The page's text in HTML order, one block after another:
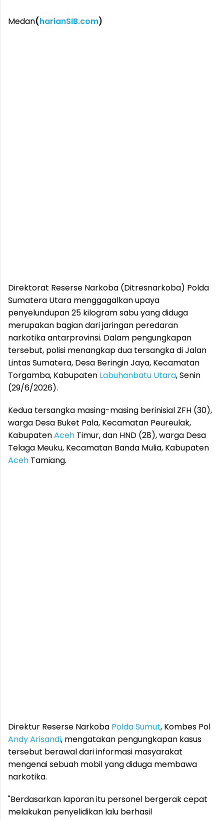
Medan(harianSIB.com)
Direktorat Reserse Narkoba (Ditresnarkoba) Polda
Sumatera Utara menggagalkan upaya
penyelundupan 25 kilogram sabu yang diduga
merupakan bagian dari jaringan peredaran
narkotika antarprovinsi. Dalam pengungkapan
tersebut, polisi menangkap dua tersangka di Jalan
Lintas Sumatera, Desa Beringin Jaya, Kecamatan
Torgamba, Kabupaten Labuhanbatu Utara, Senin
(29/6/2026).
Kedua tersangka masing-masing berinisial ZFH (30),
warga Desa Buket Pala, Kecamatan Peureulak,
KabupatenAceh Timur, dan HND (28), warga Desa
Telaga Meuku, Kecamatan Banda Mulia, Kabupaten
Aceh Tamiang.
Direktur Reserse Narkoba Polda Sumut, Kombes Pol
Andy Arisandi, mengatakan pengungkapan kasus
tersebut berawal dari informasi masyarakat
mengenai sebuah mobil yang diduga membawa
narkotika.
"Berdasarkan laporan itu personel bergerak cepat
melakukan penyelidikan lalu berhasil